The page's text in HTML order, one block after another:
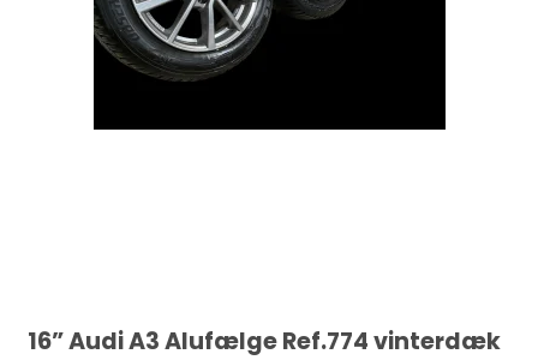
16” Audi A3 Alufælge Ref.774 vinterdæk